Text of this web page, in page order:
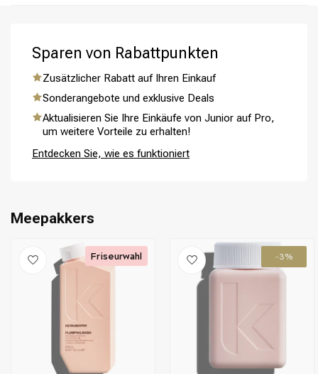
Umformung CombiDeals
Sparen von Rabattpunkten
Zusätzlicher Rabatt auf Ihren Einkauf
Sonderangebote und exklusive Deals
Aktualisieren Sie Ihre Einkäufe von Junior auf Pro,
um weitere Vorteile zu erhalten!
Entdecken Sie, wie es funktioniert
Meepakkers
Friseurwahl -3%